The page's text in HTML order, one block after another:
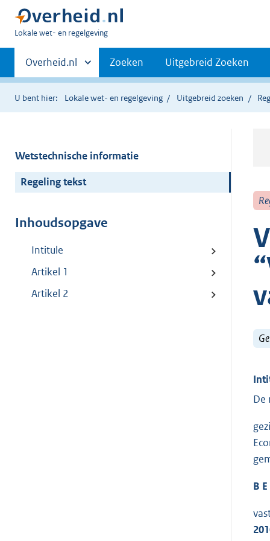
U
hier:
Lokale wet- en regelgeving
Primaire
navigatie
Andere
sites
binnen
Overheid.nl Zoeken Uitgebreid Zoeken
U bent hier: Lokale wet- en regelgeving Uitgebreid zoeken
Wetstechnische informatie
Regeling tekst
Inhoudsopgave
Intitule
Artikel 1
Artikel 2
De
B